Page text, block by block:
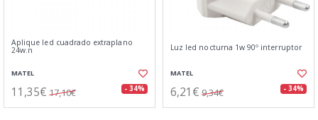
Aplique led cuadrado extraplano
24w.n
MATEL
11,35€ 17,10€ - 34%
Luz led nocturna 1w 90º interruptor
MATEL
6,21€ 9,34€ - 34%